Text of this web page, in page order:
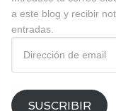
a este blog y recibir
entradas.
email
SUSCRIBIR